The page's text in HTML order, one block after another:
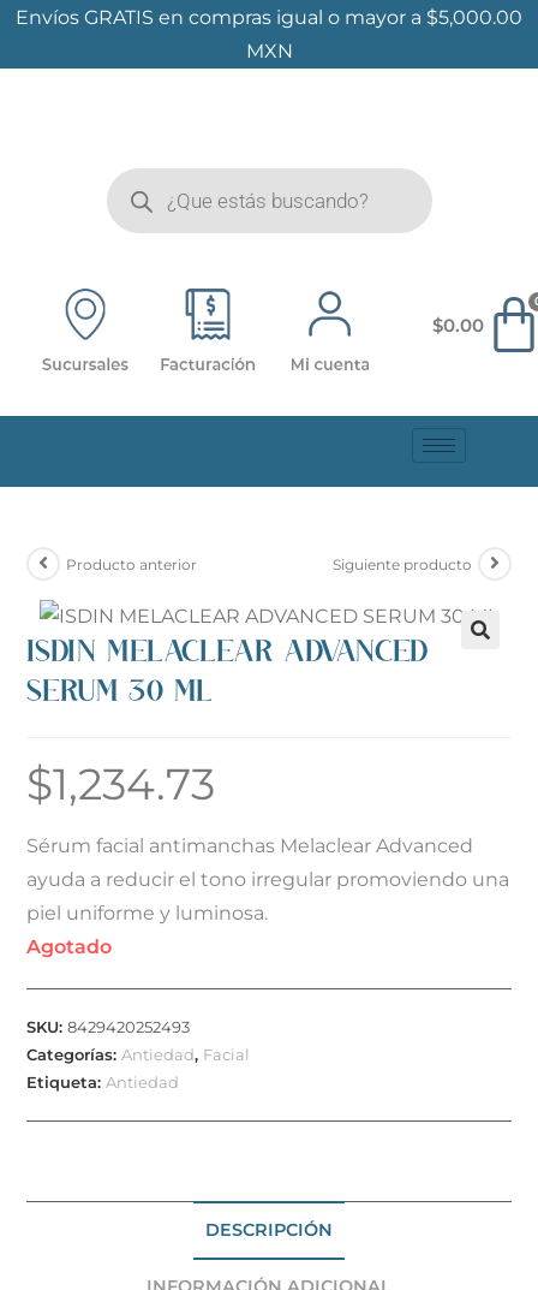
Envíos GRATIS en compras igual o mayor a $5,000.00
MXN
$0.00
Producto anterior Siguiente producto
ISDIN MELACLEAR ADVANCED
SERUM 30 ML
$1,234.73
Sérum facial antimanchas Melaclear Advanced
ayuda a reducir el tono irregular promoviendo una
piel uniforme y luminosa.
Agotado
SKU:8429420252493
Categorías:Antiedad, Facial
Etiqueta:Antiedad
DESCRIPCIÓN